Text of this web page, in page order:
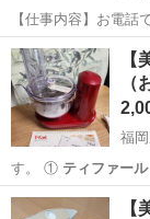
【仕事内容】お電話
ASSIST:03-5817-
なら人間関係のしが
ったりの環境です...
アルバイト・パート
【
（
福
す。 ​① ティファール
お渡しも…
福岡 福岡市
【